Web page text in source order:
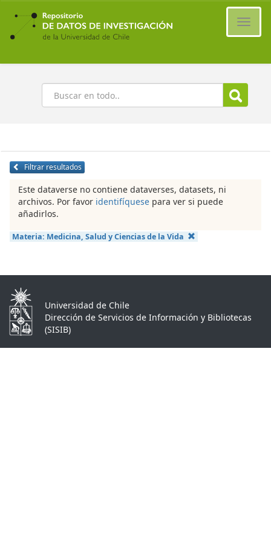
Ir
contenido
principal
Buscar
Filtrar resultados
Este dataverse no contiene dataverses, datasets, ni
archivos. Por favor identifíquese para ver si puede
añadirlos.
Materia: Medicina, Salud y Ciencias de la Vida
Universidad de Chile
Dirección de Servicios de Información y Bibliotecas
(SISIB)